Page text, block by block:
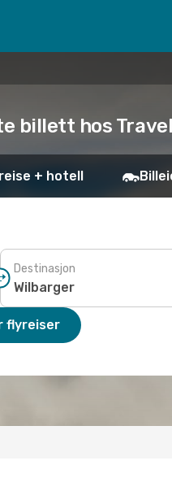
billett hos
+ hotell
Destinasjon
flyreiser